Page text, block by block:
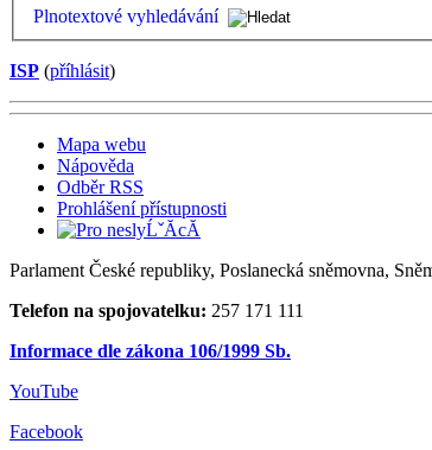
Plnotextové vyhledávání
ISP (příhlásit)
Mapa webu
Nápověda
Odběr RSS
Prohlášení přístupnosti
Parlament České republiky, Poslanecká sněmovna,
Telefon na spojovatelku: 257 171 111
Informace dle zákona 106/1999 Sb.
YouTube
Facebook